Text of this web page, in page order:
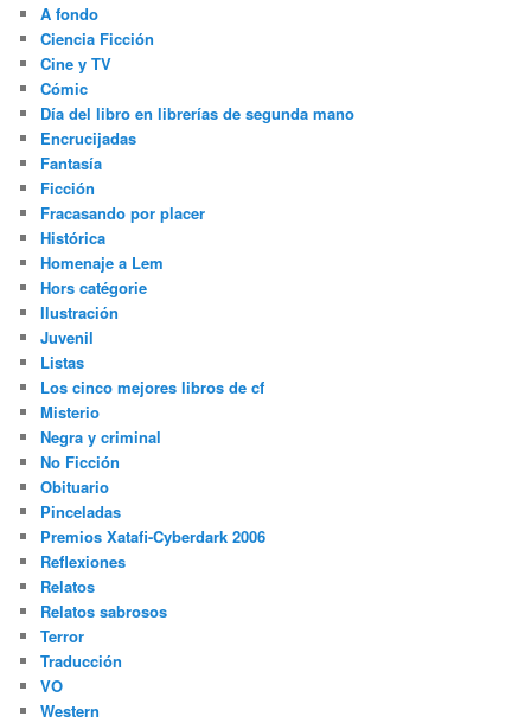
A fondo
Ciencia Ficción
Cine y TV
Cómic
Día del libro en librerías de segunda mano
Encrucijadas
Fantasía
Ficción
Fracasando por placer
Histórica
Homenaje a Lem
Hors catégorie
Ilustración
Juvenil
Listas
Los cinco mejores libros de cf
Misterio
Negra y criminal
No Ficción
Obituario
Pinceladas
Premios Xatafi-Cyberdark 2006
Reflexiones
Relatos
Relatos sabrosos
Terror
Traducción
VO
Western